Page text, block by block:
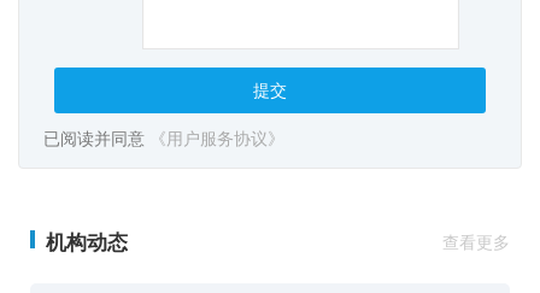
提交
已阅读并同意 《用户服务协议》
机构动态 查看更多